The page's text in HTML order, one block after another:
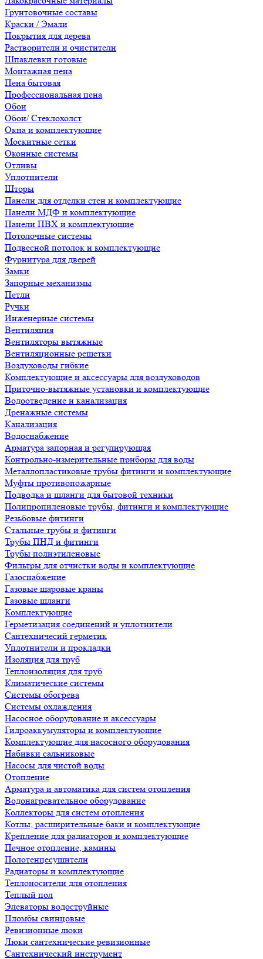
Грунтовочные составы
Краски / Эмали
Покрытия для дерева
Растворители и очистители
Шпаклевки готовые
Монтажная пена
Пена бытовая
Профессиональная пена
Обои
Обои/ Стеклохолст
Окна и комплектующие
Москитные сетки
Оконные системы
Отливы
Уплотнители
Шторы
Панели для отделки стен и комплектующие
Панели МДФ и комплектующие
Панели ПВХ и комплектующие
Потолочные системы
Подвесной потолок и комплектующие
Фурнитура для дверей
Замки
Запорные механизмы
Петли
Ручки
Инженерные системы
Вентиляция
Вентиляторы вытяжные
Вентиляционные решетки
Воздуховоды гибкие
Комплектующие и аксессуары для воздуховодов
Приточно-вытяжные установки и комплектующие
Водоотведение и канализация
Дренажные системы
Канализация
Водоснабжение
Арматура запорная и регулирующая
Контрольно-измерительные приборы для воды
Металлопластиковые трубы фитинги и комплектующие
Муфты противопожарные
Подводка и шланги для бытовой техники
Полипропиленовые трубы, фитинги и комплектующие
Резьбовые фитинги
Стальные трубы и фитинги
Трубы ПНД и фитинги
Трубы полиэтиленовые
Фильтры для отчистки воды и комплектующие
Газоснабжение
Газовые шаровые краны
Газовые шланги
Комплектующие
Герметизация соединений и уплотнители
Сантехничесий герметик
Уплотнители и прокладки
Изоляция для труб
Теплоизоляция для труб
Климатические системы
Системы обогрева
Системы охлаждения
Насосное оборудование и аксессуары
Гидроаккумуляторы и комплектующие
Комплектующие для насосного оборудования
Набивки сальниковые
Насосы для чистой воды
Отопление
Арматура и автоматика для систем отопления
Водонагревательное оборудование
Коллекторы для систем отопления
Котлы, расширительные баки и комплектующие
Крепление для радиаторов и комплектующие
Печное отопление, камины
Полотенцесушители
Радиаторы и комплектующие
Теплоносители для отопления
Теплый пол
Элеваторы водоструйные
Пломбы свинцовые
Ревизионные люки
Люки сантехнические ревизионные
Сантехнический инструмент